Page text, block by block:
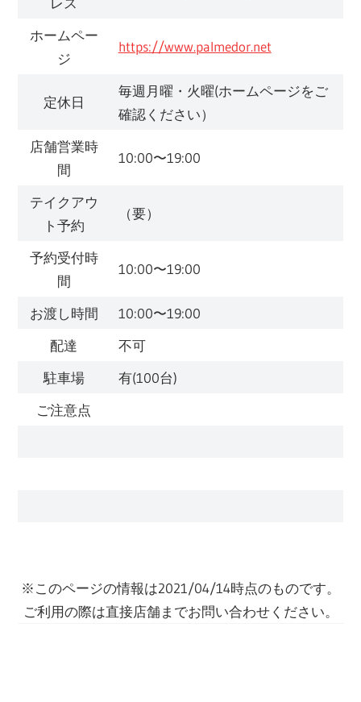
ホームペー
ジ
https://www.palmedor.net
定休日
毎週月曜・火曜(ホームページをご
確認ください）
店舗営業時
間
10:00〜19:00
テイクアウ
ト予約
（要）
予約受付時
間
10:00〜19:00
お渡し時間
10:00〜19:00
配達
不可
駐車場
有(100台)
ご注意点
※このページの情報は2021/04/14時点のものです。
ご利用の際は直接店舗までお問い合わせください。